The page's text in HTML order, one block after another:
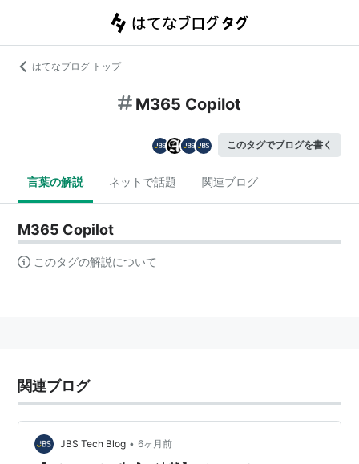
はてなブログ トップ
M365 Copilot
このタグでブログを書く
言葉の解説 ネットで話題 関連ブログ
M365 Copilot
このタグの解説について
関連ブログ
JBS Tech Blog • 6ヶ月前